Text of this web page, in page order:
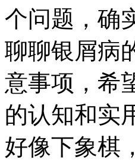
个问题，确
聊聊银屑病
意事项，希
的认知和实
好像下象棋